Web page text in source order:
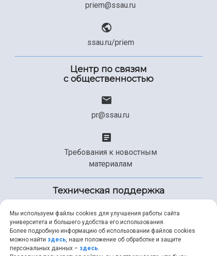
priem@ssau.ru
ssau.ru/priem
Центр по связям
с общественностью
pr@ssau.ru
Требования к новостным
материалам
Техническая поддержка
+7 (846) 267-49-99
Мы используем файлы cookies для улучшения работы сайта
университета и большего удобства его использования.
Более подробную информацию об использовании файлов cookies
можно найти здесь, наше положение об обработке и защите
персональных данных – здесь.